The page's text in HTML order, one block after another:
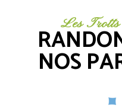
Les Trotts
NOS